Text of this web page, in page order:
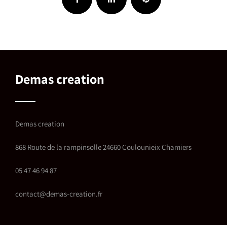
Demas creation
Demas creation
868 Route de la rampinsolle 24660 Coulounieix Chamiers
05 47 46 94 87
contact@demas-creation.fr